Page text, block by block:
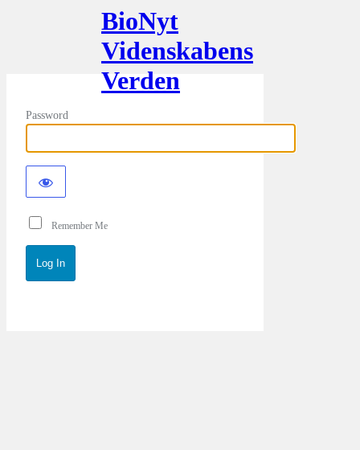
BioNyt
Videnskabens
Verden
Password
Remember Me